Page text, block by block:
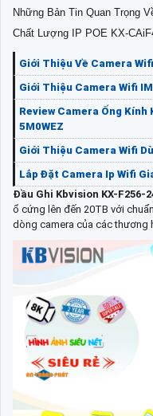
Những Bản Tin Quan Trọng
Chất Lượng IP POE KX-
Giới Thiệu Về Camera
Giới Thiệu Camera Wifi
Review Camera Ống
5M0WEZ
Giới Thiệu Camera Wifi
Lắp Đặt Camera Ip Wifi
Đầu Ghi Kbvision KX-F256-
ổ cứng lên đến 20TB với
dòng camera của các thương